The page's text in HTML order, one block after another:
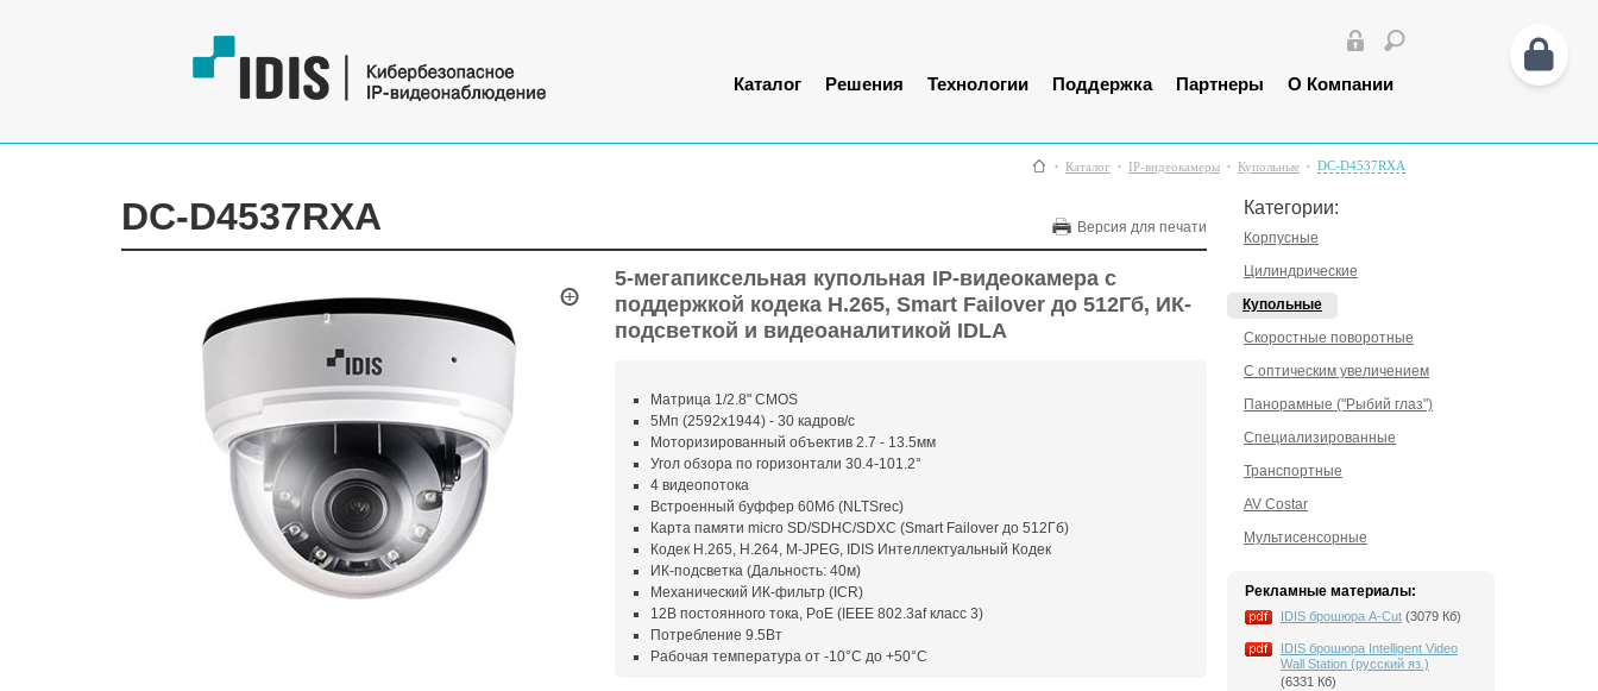
Каталог Решения Технологии Поддержка Партнеры О Компании
Каталог IP-видеокамеры Купольные DC-D4537RXA
Категории:
Корпусные
Цилиндрические
Купольные
Скоростные поворотные
С оптическим увеличением
Панорамные ("Рыбий глаз")
Специализированные
Транспортные
AV Costar
Мультисенсорные
Рекламные материалы:
IDIS брошюра A-Cut (3079 Кб)
IDIS брошюра Intelligent Video
Wall Station (русский яз.)
(6331 Кб)
Версия для печати
DC-D4537RXA
5-мегапиксельная купольная IP-видеокамера с
поддержкой кодека H.265, Smart Failover до 512Гб, ИК-
подсветкой и видеоаналитикой IDLA
Матрица 1/2.8" CMOS
5Мп (2592x1944) - 30 кадров/с
Моторизированный объектив 2.7 - 13.5мм
Угол обзора по горизонтали 30.4-101.2°
4 видеопотока
Встроенный буффер 60Мб (NLTSrec)
Карта памяти micro SD/SDHC/SDXC (Smart Failover до 512Гб)
Кодек H.265, H.264, M-JPEG, IDIS Интеллектуальный Кодек
ИК-подсветка (Дальность: 40м)
Механический ИК-фильтр (ICR)
12В постоянного тока, PoE (IEEE 802.3af класс 3)
Потребление 9.5Вт
Рабочая температура от -10°С до +50°C